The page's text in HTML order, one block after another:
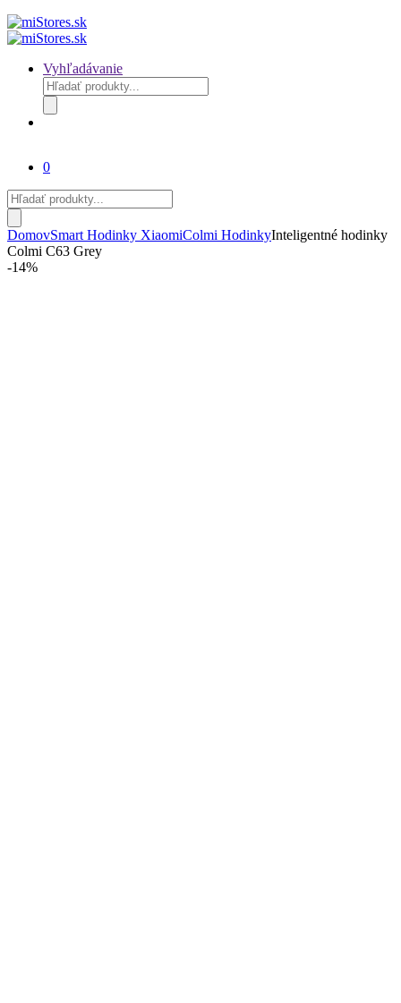
Vyhľadávanie
Products
search
0
Products
search
DomovSmart Hodinky XiaomiColmi HodinkyInteligentné hodinky
Colmi C63 Grey
-14%